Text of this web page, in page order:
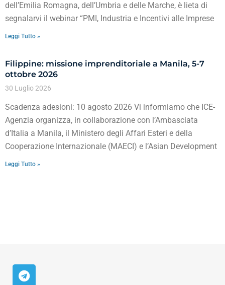
dell’Emilia Romagna, dell’Umbria e delle Marche, è lieta di
segnalarvi il webinar “PMI, Industria e Incentivi alle Imprese
Leggi Tutto »
Filippine: missione imprenditoriale a Manila, 5-7
ottobre 2026
30 Luglio 2026
Scadenza adesioni: 10 agosto 2026 Vi informiamo che ICE-
Agenzia organizza, in collaborazione con l’Ambasciata
d’Italia a Manila, il Ministero degli Affari Esteri e della
Cooperazione Internazionale (MAECI) e l’Asian Development
Leggi Tutto »